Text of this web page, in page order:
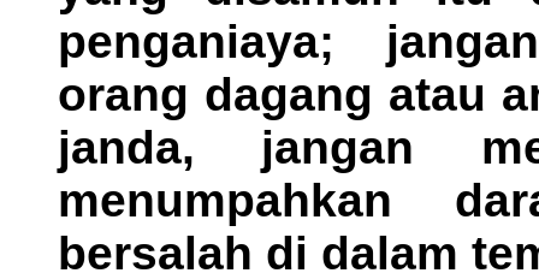
penganiaya;
orang dagang atau
janda, jangan
menumpahkan
bersalah di dalam